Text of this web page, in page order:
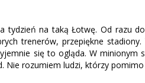
tydzień na taką Łotwę. Od razu
trenerów, przepiękne
się to ogląda. W minionym
Nie rozumiem ludzi, którzy